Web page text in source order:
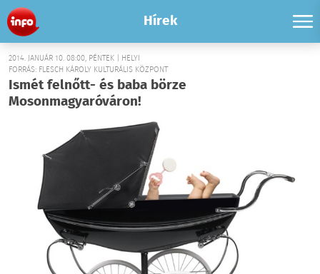
Hírek
2014. JANUÁR 10. 08:00, PÉNTEK | HELYI
FORRÁS: FLESCH KÁROLY KULTURÁLIS KÖZPONT
Ismét felnőtt- és baba börze
Mosonmagyaróváron!